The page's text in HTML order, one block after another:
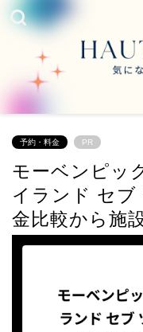
予約・料金 PR
モーベンピッ
イランド セブ
金比較から施